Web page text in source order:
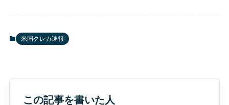
米国クレカ速報
この記事を書いた人